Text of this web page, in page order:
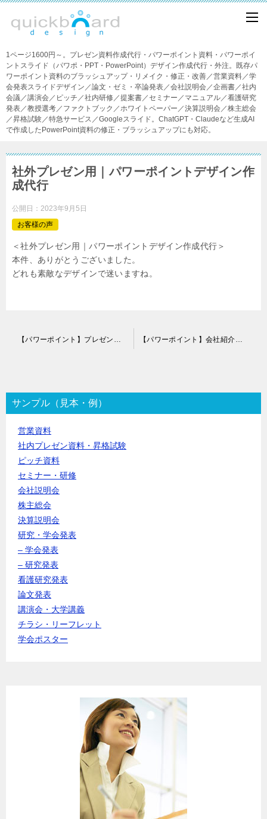
1ページ1600円～。プレゼン資料作成代行・パワーポイント資料・パワーポイ
ントスライド（パワポ・PPT・PowerPoint）デザイン作成代行・外注。既存パ
ワーポイント資料のブラッシュアップ・リメイク・修正・改善／営業資料／学
会発表スライドデザイン／論文・ゼミ・卒論発表／会社説明会／企画書／社内
会議／講演会／ピッチ／社内研修／提案書／セミナー／マニュアル／看護研究
発表／教授選考／ファクトブック／ホワイトペーパー／決算説明会／株主総会
／昇格試験／特急サービス／Googleスライド。ChatGPT・Claudeなど生成AI
で作成したPowerPoint資料の修正・ブラッシュアップにも対応。
社外プレゼン用｜パワーポイントデザイン作
成代行
公開日： 2023年9月5日
お客様の声
＜社外プレゼン用｜パワーポイントデザイン作成代行＞
本件、ありがとうございました。
どれも素敵なデザインで迷いますね。
ゲ
ー
シ
サンプル（見本・例）
営業資料
社内プレゼン資料・昇格試験
ピッチ資料
セミナー・研修
会社説明会
株主総会
決算説明会
研究・学会発表
– 学会発表
– 研究発表
看護研究発表
論文発表
講演会・大学講義
チラシ・リーフレット
学会ポスター